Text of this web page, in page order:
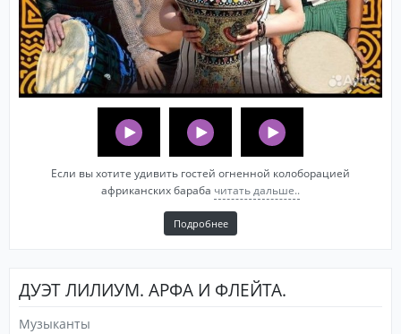
Ecли вы хотите удивить гoстей огненной колоборацией
африканских бараба читать дальше..
Подробнее
ДУЭТ ЛИЛИУМ. АРФА И ФЛЕЙТА.
Музыканты